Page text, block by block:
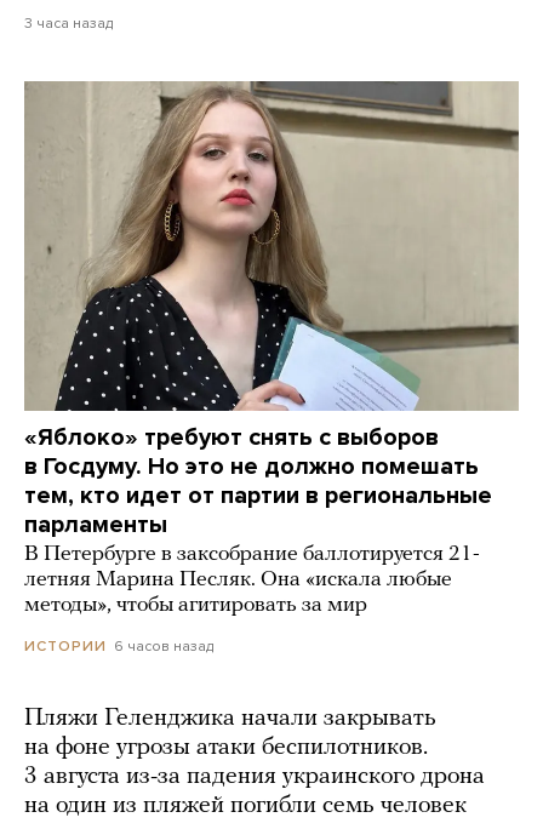
3 часа назад
«Яблоко» требуют снять с выборов
в Госдуму. Но это не должно помешать
тем, кто идет от партии в региональные
парламенты
В Петербурге в заксобрание баллотируется 21-
летняя Марина Песляк. Она «искала любые
методы», чтобы агитировать за мир
ИСТОРИИ 6 часов назад
Пляжи Геленджика начали закрывать
на фоне угрозы атаки беспилотников.
3 августа из-за падения украинского дрона
на один из пляжей погибли семь человек